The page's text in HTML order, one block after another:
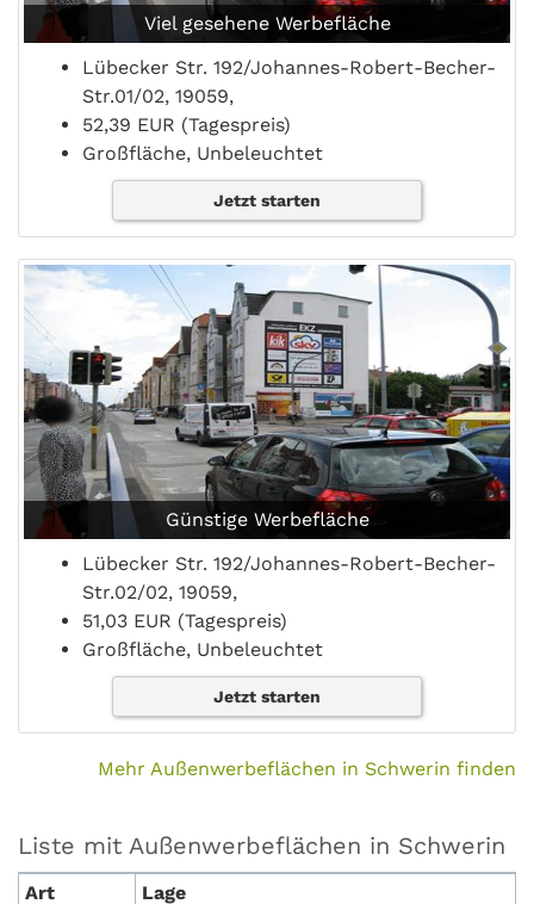
Viel gesehene Werbefläche
Lübecker Str. 192/Johannes-Robert-Becher-
Str.01/02, 19059,
52,39 EUR (Tagespreis)
Großfläche, Unbeleuchtet
Jetzt starten
Günstige Werbefläche
Lübecker Str. 192/Johannes-Robert-Becher-
Str.02/02, 19059,
51,03 EUR (Tagespreis)
Großfläche, Unbeleuchtet
Jetzt starten
Mehr Außenwerbeflächen in Schwerin finden
Liste mit Außenwerbeflächen in Schwerin
Art
Lage